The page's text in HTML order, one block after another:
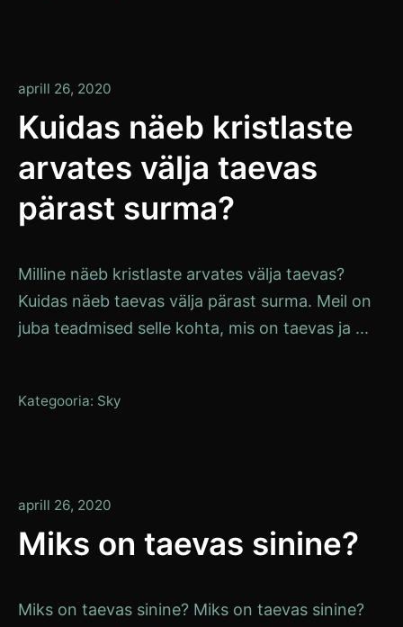
aprill 26, 2020
2020
Kuidas näeb kristlaste
arvates välja taevas
pärast surma?
Milline näeb kristlaste arvates välja taevas?
Kuidas näeb taevas välja pärast surma. Meil on
juba teadmised selle kohta, mis on taevas ja ...
Kategooria: Sky
aprill 26, 2020
2020
Miks on taevas sinine?
Miks on taevas sinine? Miks on taevas sinine?